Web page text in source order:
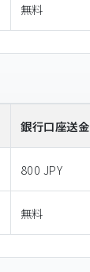
無料
銀行口座送金
800 JPY
無料